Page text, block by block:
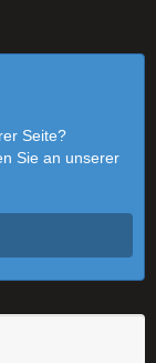
Seite?
Sie an unserer